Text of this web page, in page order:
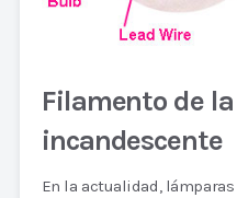
Filamento de
incandescente
En la actualidad,